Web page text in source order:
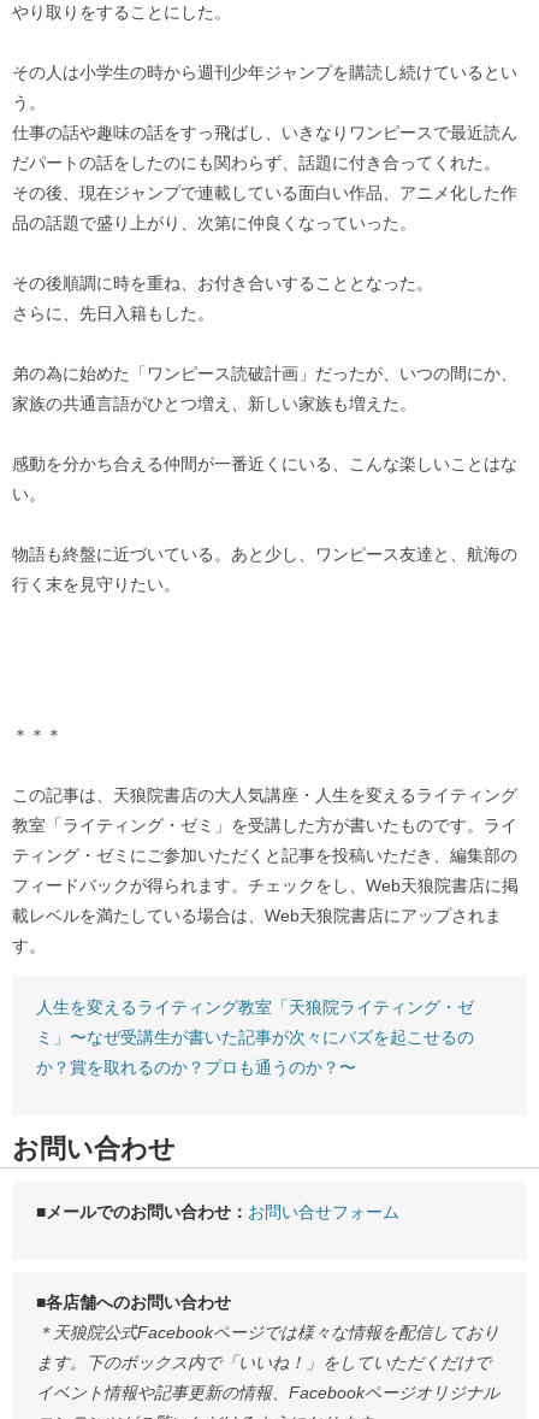
やり取りをすることにした。
その人は小学生の時から週刊少年ジャンプを購読し続けているとい
う。
仕事の話や趣味の話をすっ飛ばし、いきなりワンピースで最近読ん
だパートの話をしたのにも関わらず、話題に付き合ってくれた。
その後、現在ジャンプで連載している面白い作品、アニメ化した作
品の話題で盛り上がり、次第に仲良くなっていった。
その後順調に時を重ね、お付き合いすることとなった。
さらに、先日入籍もした。
弟の為に始めた「ワンピース読破計画」だったが、いつの間にか、
家族の共通言語がひとつ増え、新しい家族も増えた。
感動を分かち合える仲間が一番近くにいる、こんな楽しいことはな
い。
物語も終盤に近づいている。あと少し、ワンピース友達と、航海の
行く末を見守りたい。
＊＊＊
この記事は、天狼院書店の大人気講座・人生を変えるライティング
教室「ライティング・ゼミ」を受講した方が書いたものです。ライ
ティング・ゼミにご参加いただくと記事を投稿いただき、編集部の
フィードバックが得られます。チェックをし、Web天狼院書店に掲
載レベルを満たしている場合は、Web天狼院書店にアップされま
す。
人生を変えるライティング教室「天狼院ライティング・ゼ
ミ」〜なぜ受講生が書いた記事が次々にバズを起こせるの
か？賞を取れるのか？プロも通うのか？〜
お問い合わせ
■メールでのお問い合わせ： お問い合せフォーム
■各店舗へのお問い合わせ
＊天狼院公式Facebookページでは様々な情報を配信しており
ます。下のボックス内で「いいね！」をしていただくだけで
イベント情報や記事更新の情報、Facebookページオリジナル